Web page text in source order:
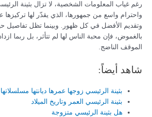
رغم غياب المعلومات الشخصية، لا تزال بثينة
واحترام واسع من جمهورها، الذي يقدّر لها تركيزها
وتقديم الأفضل في كل ظهور. وبينما تظل تفاصيل
بالغموض، فإن محبة الناس لها لم تتأثر، بل ربما
الموقف الناضج.
شاهد أيضاً:
بثينة الرئيسي زوجها عمرها ديانتها
بثينة الرئيسي العمر وتاريخ الميلاد
هل بثينة الرئيسي متزوجة